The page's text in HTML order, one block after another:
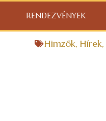
RENDEZVÉNYEK
Himzők, Hírek,